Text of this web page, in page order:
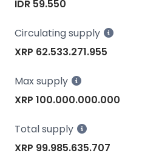
IDR 59.550
Circulating supply
XRP 62.533.271.955
Max supply
XRP 100.000.000.000
Total supply
XRP 99.985.635.707